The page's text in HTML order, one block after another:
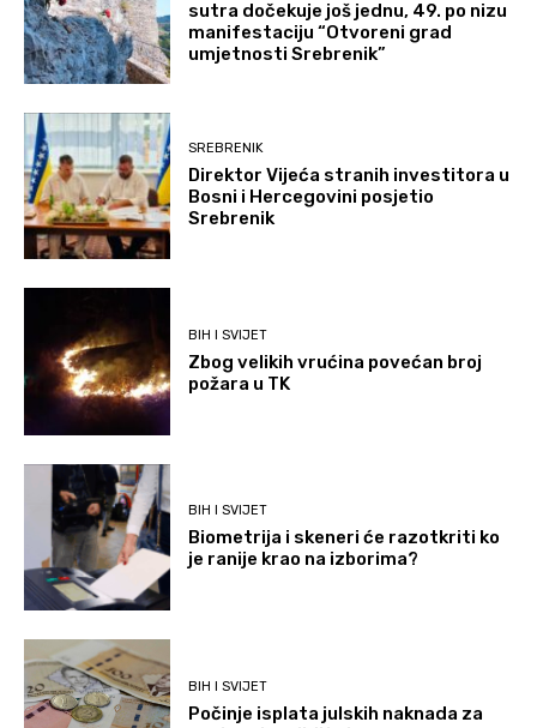
sutra dočekuje još jednu, 49. po nizu
manifestaciju “Otvoreni grad
umjetnosti Srebrenik”
SREBRENIK
Direktor Vijeća stranih investitora u
Bosni i Hercegovini posjetio
Srebrenik
BIH I SVIJET
Zbog velikih vrućina povećan broj
požara u TK
BIH I SVIJET
Biometrija i skeneri će razotkriti ko
je ranije krao na izborima?
BIH I SVIJET
Počinje isplata julskih naknada za